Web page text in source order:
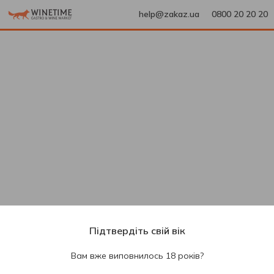
help@zakaz.ua 0800 20 20 20
Підтвердіть свій вік
Вам вже виповнилось 18 років?